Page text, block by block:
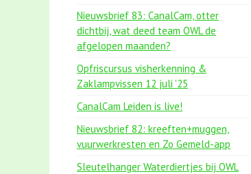
Nieuwsbrief 83: CanalCam, otter
dichtbij, wat deed team OWL de
afgelopen maanden?
Opfriscursus visherkenning &
Zaklampvissen 12 juli '25
CanalCam Leiden is live!
Nieuwsbrief 82: kreeften+muggen,
vuurwerkresten en Zo Gemeld-app
Sleutelhanger Waterdiertjes bij OWL